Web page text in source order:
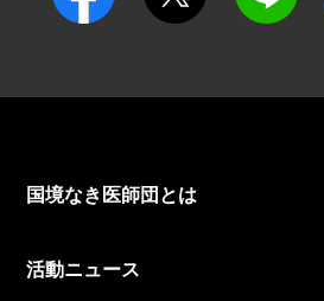
国境なき医師団とは
活動ニュース